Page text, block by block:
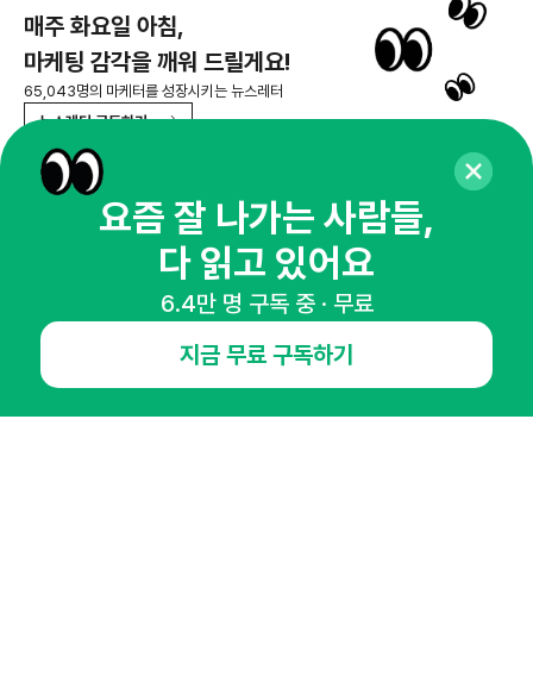
매주 화요일 아침,
마케팅 감각을 깨워 드릴게요!
65,043명의 마케터를 성장시키는 뉴스레터
뉴스레터 구독하기
오픈애즈란 공지사항 제휴문의
인사이터 신청
요즘 잘 나가는 사람들,
다 읽고 있어요
6.4만 명 구독 중 · 무료
지금 무료 구독하기